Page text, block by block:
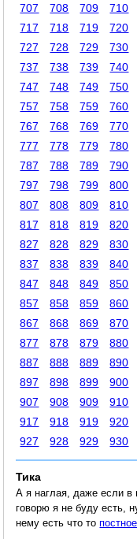
707
708 709 710
717
718 719 720
727
728 729 730
737
738 739 740
747
748 749 750
757
758 759 760
767
768 769 770
777
778 779 780
787
788 789 790
797
798 799 800
807
808 809 810
817
818 819 820
827
828 829 830
837
838 839 840
847
848 849 850
857
858 859 860
867
868 869 870
877
878 879 880
887
888 889 890
897
898 899 900
907
908 909 910
917
918 919 920
927
928 929 930
Тика
А я наглая, даже если в
говорю я не буду есть,
нему есть что топостное